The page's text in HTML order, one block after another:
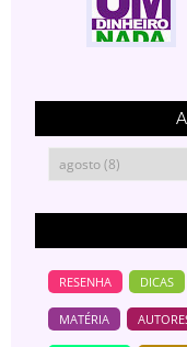
RESENHA DICAS
MATÉRIA